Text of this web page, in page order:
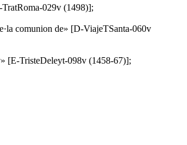
TratRoma-029v (1498)];
comunion de» [D-ViajeTSanta-060v
[E-TristeDeleyt-098v (1458-67)];